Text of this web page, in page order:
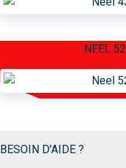
NEEL 52
BESOIN D'AIDE ?